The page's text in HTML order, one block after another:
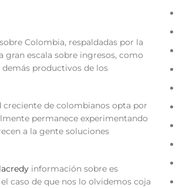
Colombia, respaldadas por la
gran escala sobre ingresos, como
productivos de los
de colombianos opta por
permanece experimentando
a la gente soluciones
información sobre es
caso de que nos lo olvidemos coja